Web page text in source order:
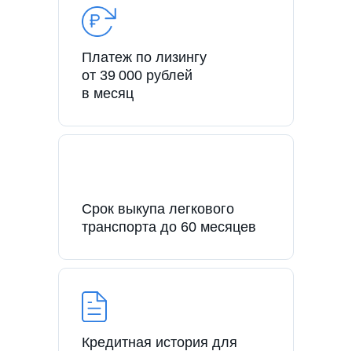
Платеж по лизингу
от 39 000 рублей
в месяц
Срок выкупа легкового
транспорта до 60 месяцев
Кредитная история для